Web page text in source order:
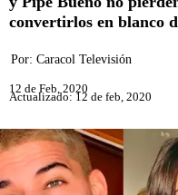
convertirlos en blanco
Por: Caracol Televisión
12 de Feb, 2020
Actualizado: 12 de feb, 2020